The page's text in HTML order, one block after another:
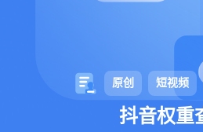
原创 短视频
抖音权重